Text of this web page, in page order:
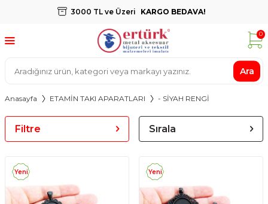
3000 TL ve Üzeri KARGO BEDAVA!
Ara
0
Anasayfa ETAMİN TAKI APARATLARI - SİYAH RENGİ
Filtre Sırala
Yeni Yeni